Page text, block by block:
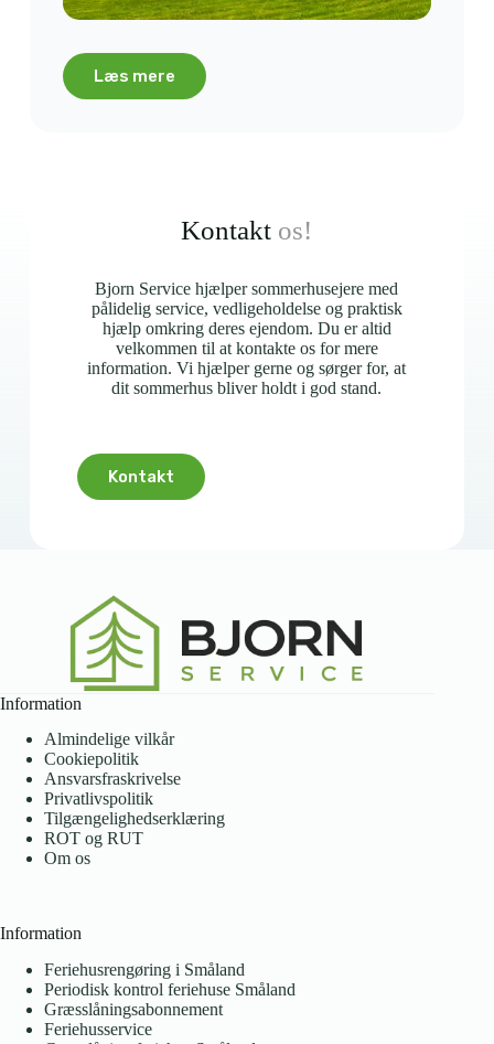
Læs mere
Kontakt os!
Bjorn Service hjælper sommerhusejere med
pålidelig service, vedligeholdelse og praktisk
hjælp omkring deres ejendom. Du er altid
velkommen til at kontakte os for mere
information. Vi hjælper gerne og sørger for, at
dit sommerhus bliver holdt i god stand.
Kontakt
Information
Almindelige vilkår
Cookiepolitik
Ansvarsfraskrivelse
Privatlivspolitik
Tilgængelighedserklæring
ROT og RUT
Om os
Information
Feriehusrengøring i Småland
Periodisk kontrol feriehuse Småland
Græsslåningsabonnement
Feriehusservice